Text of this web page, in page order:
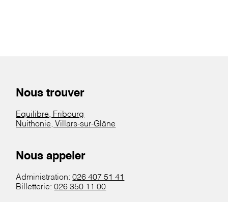
Nous trouver
Equilibre, Fribourg
Nuithonie, Villars-sur-Glâne
Nous appeler
Administration:026 407 51 41
Billetterie:026 350 11 00